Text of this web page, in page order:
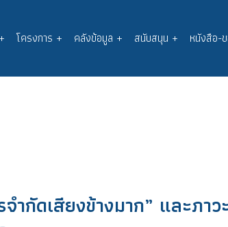
+ โครงการ + คลังข้อมูล + สนับสนุน + หนังสือ-
จำกัดเสียงข้างมาก” และภา